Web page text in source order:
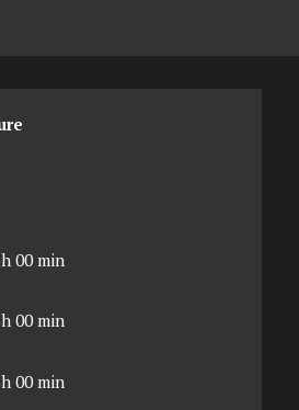
00 min
00 min
00 min